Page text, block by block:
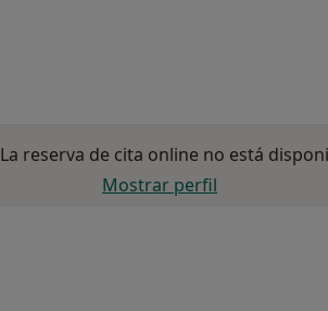
La reserva de cita online no está
Mostrar perfil